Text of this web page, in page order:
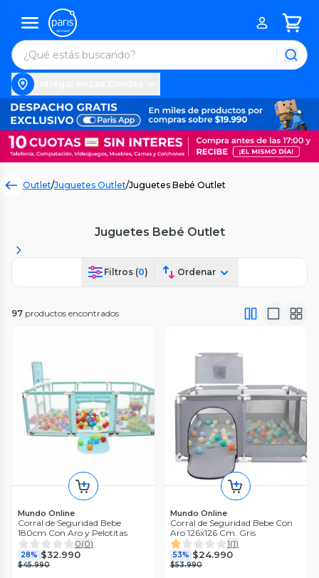
Outlet/Juguetes Outlet/Juguetes Bebé Outlet
Juguetes Bebé Outlet
Filtros (0) Ordenar
97 productos encontrados
Mundo Online
Corral de Seguridad Bebe
180cm Con Aro y Pelotitas
0(0)
28% $32.990
$45.990
Mundo Online
Corral de Seguridad Bebe Con
Aro 126x126 Cm. Gris
1(1)
53% $24.990
$53.990